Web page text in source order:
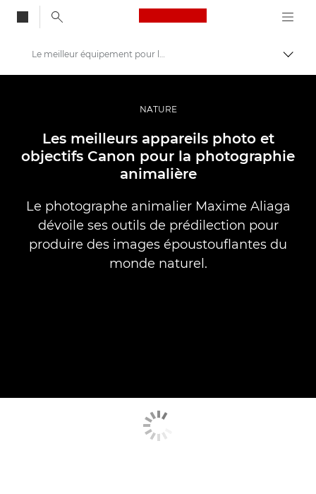
Canon Logo, back
Vidéo et photographie professionnelles
Histoires
Le meilleur équipement pour la photographie animalière
NATURE
Les meilleurs appareils photo et
objectifs Canon pour la photographie
animalière
Le photographe animalier Maxime Aliaga
dévoile ses outils de prédilection pour
produire des images époustouflantes du
monde naturel.